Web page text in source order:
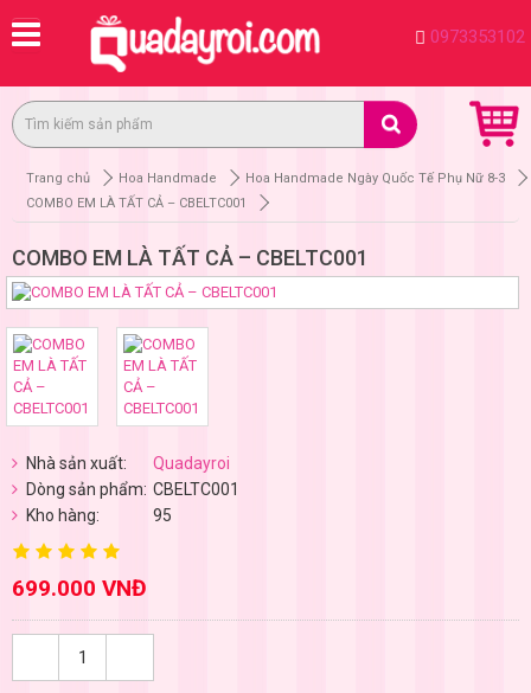
0973353102
Trang chủ Hoa Handmade
Hoa Handmade Ngày Quốc Tế Phụ Nữ 8-3
COMBO EM LÀ TẤT CẢ – CBELTC001
COMBO EM LÀ TẤT CẢ – CBELTC001
Nhà sản xuất:
Quadayroi
Dòng sản phẩm: CBELTC001
Kho hàng:
95
699.000 VNĐ